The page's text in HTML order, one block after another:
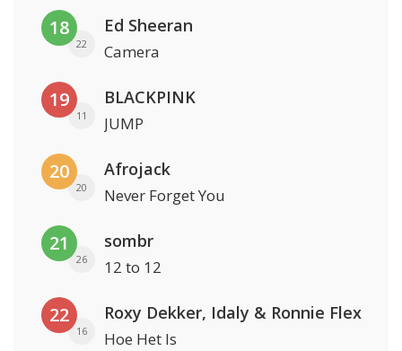
18
22
Ed Sheeran
Camera
19
11
BLACKPINK
JUMP
20
20
Afrojack
Never Forget You
21
26
sombr
12 to 12
22
16
Roxy Dekker, Idaly & Ronnie Flex
Hoe Het Is